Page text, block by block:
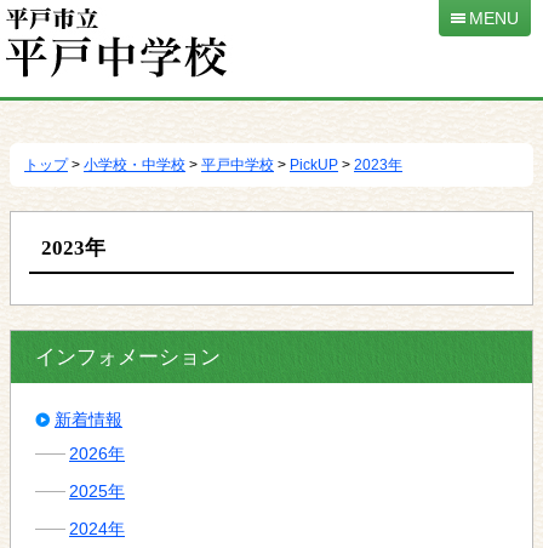
移
MENU
トップ> 小学校・中学校 > 平戸中学校 > PickUP > 2023年
2023年
インフォメーション
新着情報
2026年
2025年
2024年